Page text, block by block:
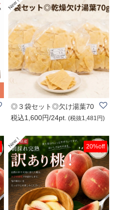
◎３袋セット◎欠け湯葉70
g◎乾燥湯葉◎栄養..
税込1,600円/24pt. (税抜1,481円)
20%off